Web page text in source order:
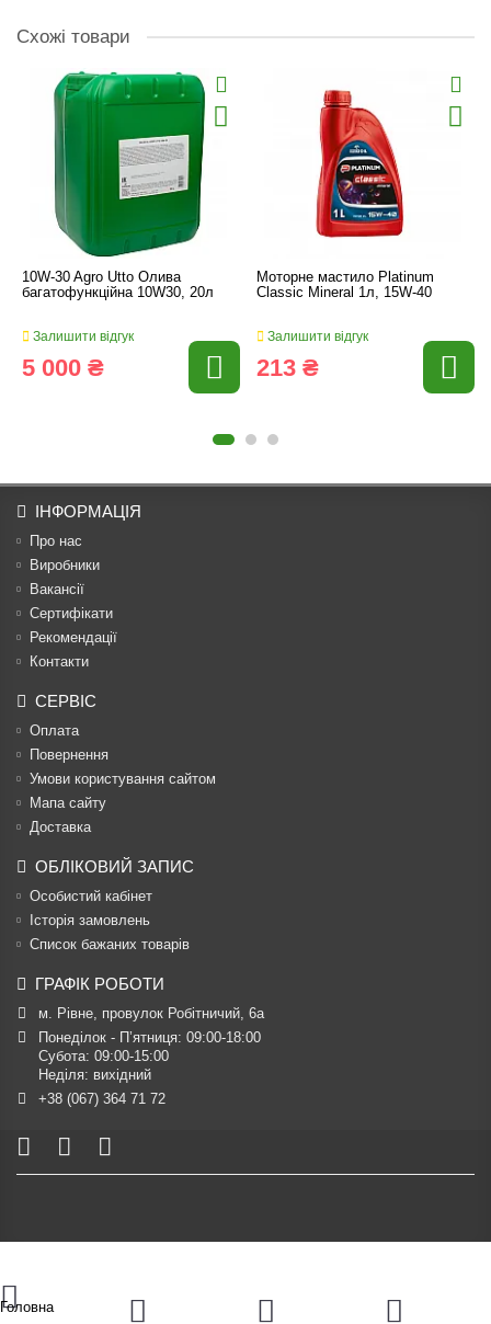
Схожі товари
10W-30 Agro Utto Олива
багатофункційна 10W30, 20л
Залишити відгук
5 000 ₴
Моторне мастило Platinum
Classic Mineral 1л, 15W-40
Залишити відгук
213 ₴
ІНФОРМАЦІЯ
Про нас
Виробники
Вакансії
Сертифікати
Рекомендації
Контакти
СЕРВІС
Оплата
Повернення
Умови користування сайтом
Мапа сайту
Доставка
ОБЛІКОВИЙ ЗАПИС
Особистий кабінет
Історія замовлень
Список бажаних товарів
ГРАФІК РОБОТИ
м. Рівне, провулок Робітничий, 6а
Понеділок - П’ятниця: 09:00-18:00
Субота: 09:00-15:00
Неділя: вихідний
+38 (067) 364 71 72
Головна